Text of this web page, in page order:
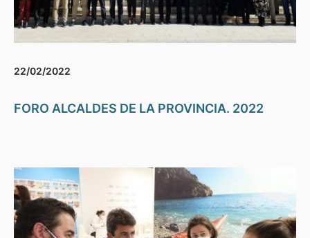
22/02/2022
FORO ALCALDES DE LA PROVINCIA. 2022